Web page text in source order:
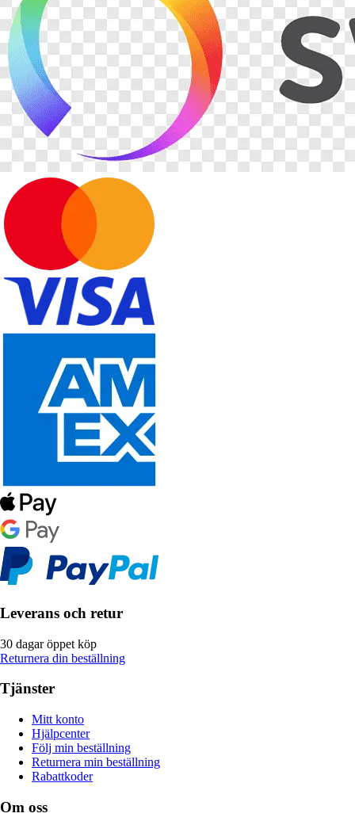
Leverans och retur
30 dagar öppet köp
Returnera din beställning
Tjänster
Mitt konto
Hjälpcenter
Följ min beställning
Returnera min beställning
Rabattkoder
Om oss